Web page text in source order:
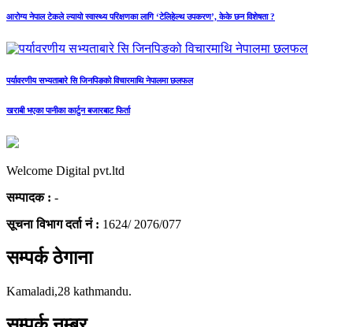
आरोग्य नेपाल टेकले ल्यायो स्वास्थ्य परिक्षणका लागि ‘टेलिहेल्थ उपकरण’, केके छन विशेषता ?
पर्यावरणीय सभ्यताबारे सि जिनपिङको विचारमाथि नेपालमा छलफल
खराबी भएका पानीका कार्टुन बजारबाट फिर्ता
Welcome Digital pvt.ltd
सम्पादक : -
सूचना विभाग दर्ता नं : 1624/ 2076/077
सम्पर्क ठेगाना
Kamaladi,28 kathmandu.